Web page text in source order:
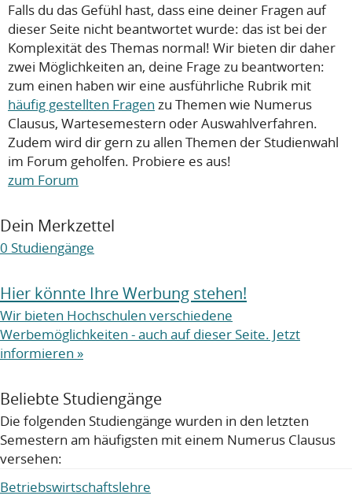
Falls du das Gefühl hast, dass eine deiner Fragen auf
dieser Seite nicht beantwortet wurde: das ist bei der
Komplexität des Themas normal! Wir bieten dir daher
zwei Möglichkeiten an, deine Frage zu beantworten:
zum einen haben wir eine ausführliche Rubrik mit
häufig gestellten Fragen zu Themen wie Numerus
Clausus, Wartesemestern oder Auswahlverfahren.
Zudem wird dir gern zu allen Themen der Studienwahl
im Forum geholfen. Probiere es aus!
zum Forum
Dein Merkzettel
0 Studiengänge
Hier könnte Ihre Werbung stehen!
Wir bieten Hochschulen verschiedene
Werbemöglichkeiten - auch auf dieser Seite. Jetzt
informieren »
Beliebte Studiengänge
Die folgenden Studiengänge wurden in den letzten
Semestern am häufigsten mit einem Numerus Clausus
versehen:
Betriebswirtschaftslehre